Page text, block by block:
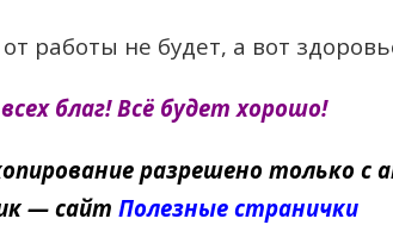
работы не будет, а вот
благ! Всё будет хорошо!
разрешено только с
— сайт Полезные странички